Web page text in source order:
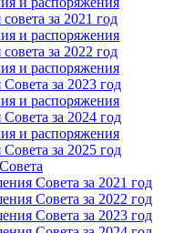
совета за 2021 год
и распоряжения
совета за 2022 год
и распоряжения
Cовета за 2023 год
и распоряжения
Cовета за 2024 год
и распоряжения
Cовета за 2025 год
Совета за 2021 год
Совета за 2022 год
Cовета за 2023 год